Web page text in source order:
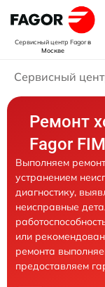
Сервисный центр Fagorв
Москве
Сервисный
Ремонт
Fagor
Выполняем
устранением
диагностику,
неисправные
или
ремонта
предоставляем